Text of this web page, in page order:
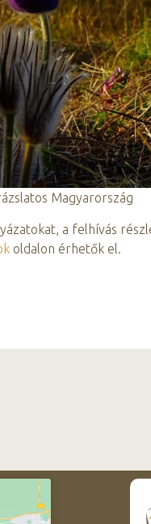
Magyarország
a felhívás
oldalon érhetők el.